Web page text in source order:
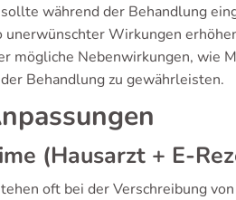
während der Behandlung
unerwünschter Wirkungen
mögliche Nebenwirkungen, wie
Behandlung zu gewährleisten.
(Hausarzt + E-
oft bei der Verschreibung